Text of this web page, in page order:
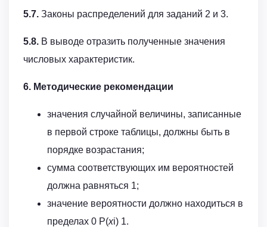
5.7. Законы распределений для заданий 2 и 3.
5.8. В выводе отразить полученные значения
числовых характеристик.
6. Методические рекомендации
значения случайной величины, записанные
в первой строке таблицы, должны быть в
порядке возрастания;
сумма соответствующих им вероятностей
должна равняться 1;
значение вероятности должно находиться в
пределах 0 Р(xi) 1.